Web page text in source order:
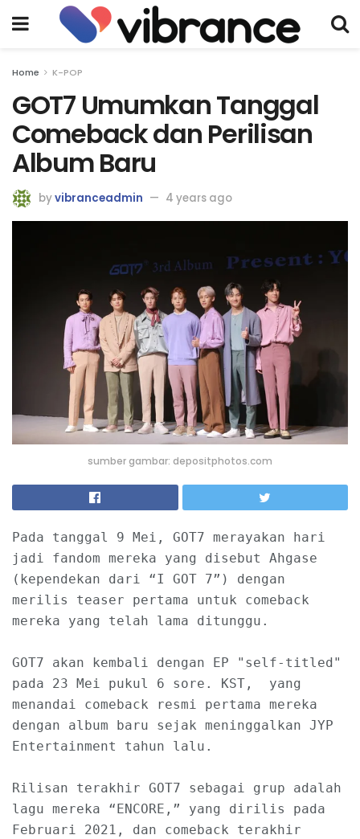
Home K-POP
GOT7 Umumkan Tanggal
Comeback dan Perilisan
Album Baru
byvibranceadmin 4 years ago
sumber gambar: depositphotos.com
Pada tanggal 9 Mei, GOT7 merayakan hari
jadi fandom mereka yang disebut Ahgase
(kependekan dari “I GOT 7”) dengan
merilis teaser pertama untuk comeback
mereka yang telah lama ditunggu.
GOT7 akan kembali dengan EP "self-titled"
pada 23 Mei pukul 6 sore. KST,  yang
menandai comeback resmi pertama mereka
dengan album baru sejak meninggalkan JYP
Entertainment tahun lalu.
Rilisan terakhir GOT7 sebagai grup adalah
lagu mereka “ENCORE,” yang dirilis pada
Februari 2021, dan comeback terakhir